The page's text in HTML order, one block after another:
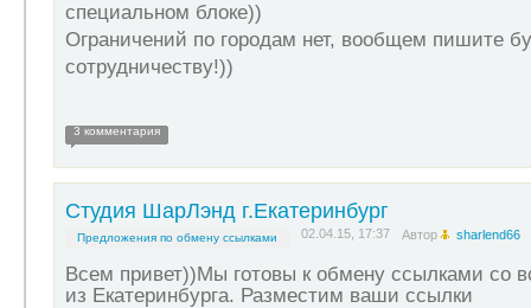
специальном блоке))
Ограничений по городам нет, вообщем пишите
сотрудничеству!))
3 комментария
Студия ШарЛэнд г.Екатеринбург
Предложения по обмену ссылками 02.04.15, 17:37 Автор sharlend66
Всем привет))Мы готовы к обмену ссылками со
из Екатеринбурга. Разместим ваши ссылки